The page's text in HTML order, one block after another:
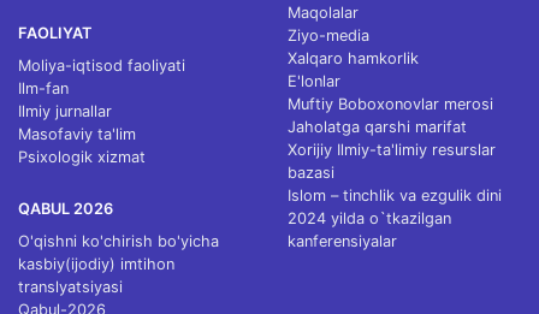
FAOLIYAT
Moliya-iqtisod faoliyati
Ilm-fan
Ilmiy jurnallar
Masofaviy ta'lim
Psixologik xizmat
QABUL 2026
O'qishni ko'chirish bo'yicha
kasbiy(ijodiy) imtihon
translyatsiyasi
Qabul-2026
Maqolalar
Ziyo-media
Xalqaro hamkorlik
E'lonlar
Muftiy Boboxonovlar merosi
Jaholatga qarshi marifat
Xorijiy Ilmiy-ta'limiy resurslar
bazasi
Islom – tinchlik va ezgulik dini
2024 yilda o`tkazilgan
kanferensiyalar